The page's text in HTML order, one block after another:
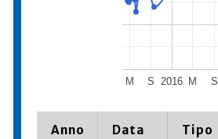
2016
M S M S
Anno Data Tipo